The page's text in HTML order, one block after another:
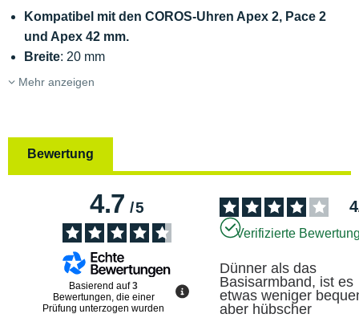
Kompatibel mit den COROS-Uhren Apex 2, Pace 2
und Apex 42 mm.
Breite: 20 mm
Mehr anzeigen
Bewertung
4.7/5
Basierend auf3
Bewertungen, die einer
Prüfung unterzogen wurden
4
Verifizierte
Dünner als das
Basisarmband, ist es
etwas weniger
aber hübscher